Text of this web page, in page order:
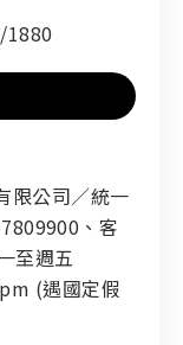
限公司／統一
、客
至週五
(遇國定假